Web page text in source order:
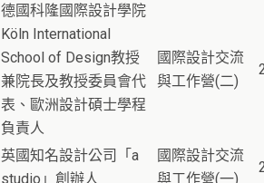
德國科隆國際設計學院
Köln International
School of Design教授
兼院長及教授委員會代
表、歐洲設計碩士學程
負責人
國際設計交流
與工作營(二)
英國知名設計公司「a
studio」創辦人
國際設計交流
與工作營(一)